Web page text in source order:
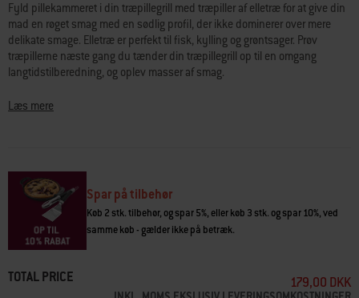
Fyld pillekammeret i din træpillegrill med træpiller af elletræ for at give din
mad en røget smag med en sødlig profil, der ikke dominerer over mere
delikate smage. Elletræ er perfekt til fisk, kylling og grøntsager. Prøv
træpillerne næste gang du tænder din træpillegrill op til en omgang
langtidstilberedning, og oplev masser af smag.
• 100 % træ uden tilsætningsstoffer
• Kan bruges med Weber®-træpillegrill og andre grillmærker
Læs mere
Spar på tilbehør
Køb 2 stk. tilbehør, og spar 5%, eller køb 3 stk. og spar 10%, ved
samme køb - gælder ikke på betræk.
TOTAL PRICE 179,00 DKK